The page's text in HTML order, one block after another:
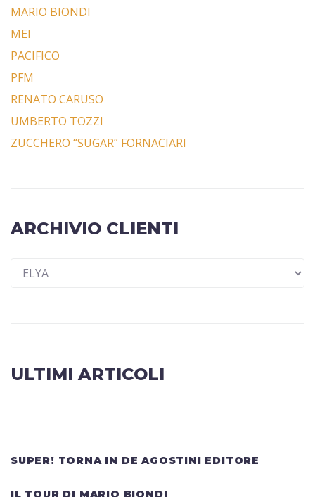
MARIO BIONDI
MEI
PACIFICO
PFM
RENATO CARUSO
UMBERTO TOZZI
ZUCCHERO “SUGAR” FORNACIARI
ARCHIVIO CLIENTI
ULTIMI ARTICOLI
SUPER! TORNA IN DE AGOSTINI EDITORE
IL TOUR DI MARIO BIONDI